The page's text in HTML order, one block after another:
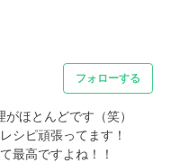
フォローする
ほとんどです（笑）
シピ頑張ってます！
最高ですよね！！